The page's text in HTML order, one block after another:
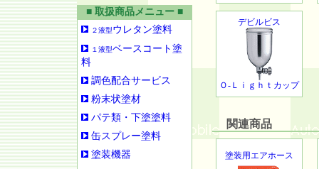
デビルビス
Ｏ-Ｌｉｇｈｔカップ
関連商品
塗装用エアホース
■ 取扱商品メニュー ■
２液型ウレタン塗料
１液型ベースコート塗
料
調色配合サービス
粉末状塗材
パテ類・下塗塗料
缶スプレー塗料
塗装機器